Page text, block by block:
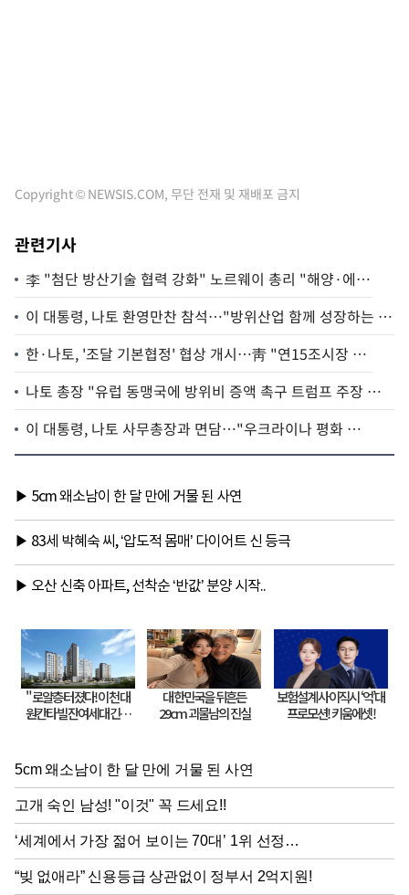
Copyright © NEWSIS.COM, 무단 전재 및 재배포 금지
관련기사
李 "첨단 방산기술 협력 강화" 노르웨이 총리 "해양·에너
지 협력 확대"(종합)
이 대통령, 나토 환영만찬 참석…"방위산업 함께 성장하는 길
열어야"
한·나토, '조달 기본협정' 협상 개시…靑 "연15조시장 韓
기업 참여 기반 마련"
나토 총장 "유럽 동맹국에 방위비 증액 촉구 트럼프 주장 옳았
다"
이 대통령, 나토 사무총장과 면담…"우크라이나 평화 조
속히 회복"(종합2보)